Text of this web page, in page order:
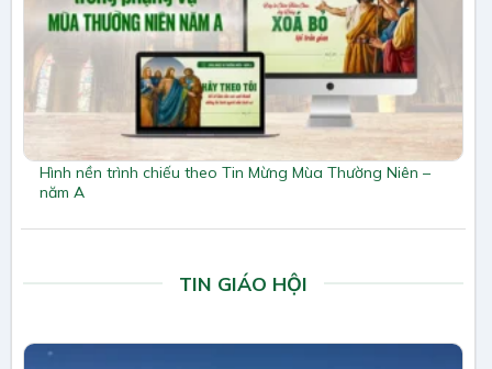
Hình nền trình chiếu theo Tin Mừng Mùa Thường Niên –
năm A
TIN GIÁO HỘI